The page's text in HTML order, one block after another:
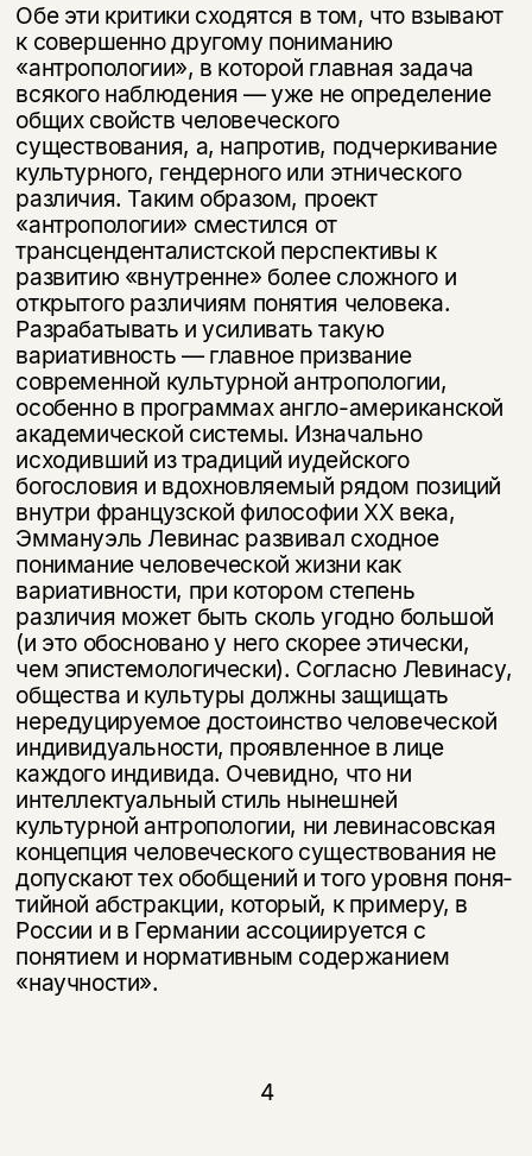
Обе эти критики сходятся в том, что взывают
к совершенно другому пони­манию
«антропологии», в которой главная задача
всякого наблюдения — уже не определение
общих свойств человеческого
существования, а, напротив, подчеркивание
культурного, гендерного или этнического
различия. Таким об­разом, проект
«антропологии» сместился от
трансценденталистской перспек­тивы к
развитию «внутренне» более сложного и
открытого различиям поня­тия человека.
Разрабатывать и усиливать такую
вариативность — главное призвание
современной культурной антропологии,
особенно в программах англо-американской
академической системы. Изначально
исходивший из тра­диций иудейского
богословия и вдохновляемый рядом позиций
внутри фран­цузской философии XX века,
Эммануэль Левинас развивал сходное
понима­ние человеческой жизни как
вариативности, при котором степень
различия может быть сколь угодно большой
(и это обосновано у него скорее этически,
чем эпистемологически). Согласно Левинасу,
общества и культуры должны защищать
нередуцируемое достоинство человеческой
индивидуальности, про­явленное в лице
каждого индивида. Очевидно, что ни
интеллектуальный стиль нынешней
культурной антропологии, ни левинасовская
концепция че­ловеческого существования не
допускают тех обобщений и того уровня поня­
тийной абстракции, который, к примеру, в
России и в Германии ассоцииру­ется с
понятием и нормативным содержанием
«научности».
4